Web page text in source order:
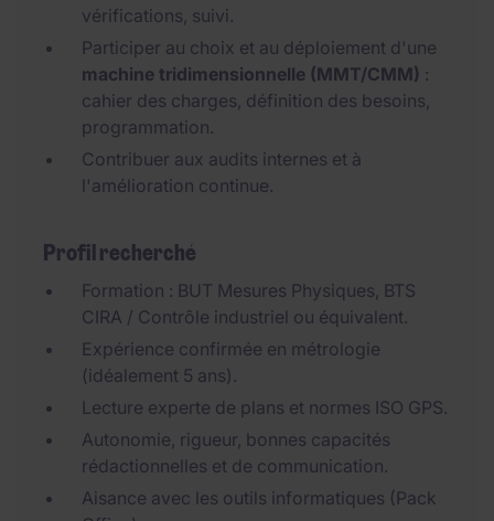
vérifications, suivi.
Participer au choix et au déploiement d'une
machine tridimensionnelle (MMT/CMM) :
cahier des charges, définition des besoins,
programmation.
Contribuer aux audits internes et à
l'amélioration continue.
Profil recherché
Formation : BUT Mesures Physiques, BTS
CIRA / Contrôle industriel ou équivalent.
Expérience confirmée en métrologie
(idéalement 5 ans).
Lecture experte de plans et normes ISO GPS.
Autonomie, rigueur, bonnes capacités
rédactionnelles et de communication.
Aisance avec les outils informatiques (Pack